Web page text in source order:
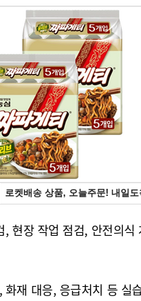
현장 작업 점검, 안전의
재 대응, 응급처치 등